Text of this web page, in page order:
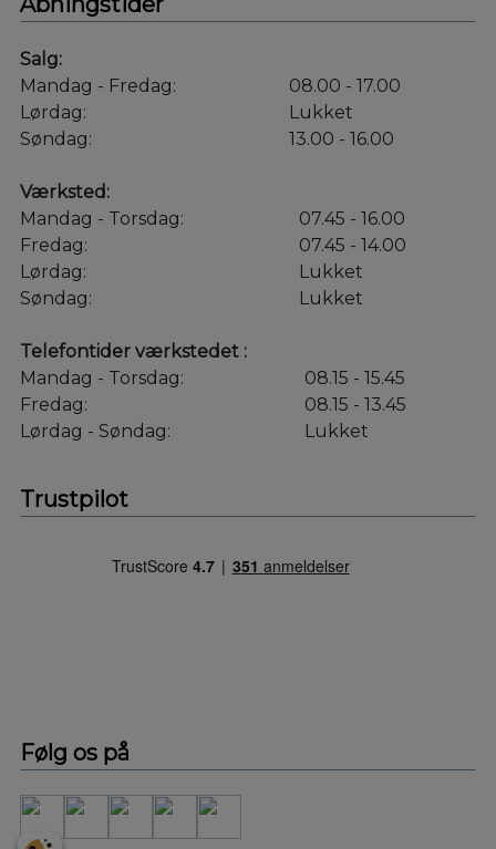
Salg:
Mandag - Fredag:
08.00 - 17.00
Lørdag:
Lukket
Søndag:
13.00 - 16.00
Værksted:
Mandag - Torsdag:
07.45 - 16.00
Fredag:
07.45 - 14.00
Lørdag:
Lukket
Søndag:
Lukket
Telefontider værkstedet :
Mandag - Torsdag:
08.15 - 15.45
Fredag:
08.15 - 13.45
Lørdag - Søndag:
Lukket
Trustpilot
Følg os på